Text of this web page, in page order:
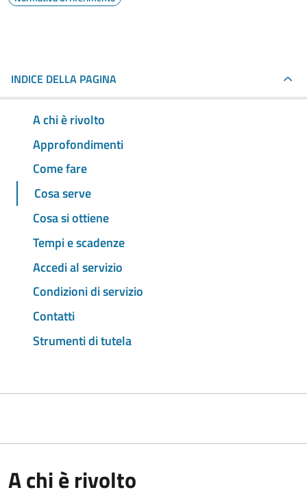
INDICE DELLA PAGINA
A chi è rivolto
Approfondimenti
Come fare
Cosa serve
Cosa si ottiene
Tempi e scadenze
Accedi al servizio
Condizioni di servizio
Contatti
Strumenti di tutela
A chi è rivolto